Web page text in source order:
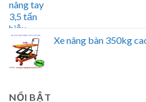
Xe nâng bàn 350kg
NỔI BẬT